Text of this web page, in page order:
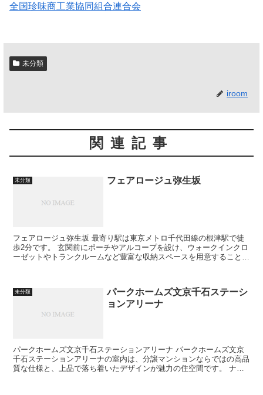
全国珍味商工業協同組合連合会
未分類
iroom
関連記事
未分類 フェアロージュ弥生坂
フェアロージュ弥生坂 最寄り駅は東京メトロ千代田線の根津駅で徒
歩2分です。 玄関前にポーチやアルコープを設け、ウォークインクロ
ーゼットやトランクルームなど豊富な収納スペースを用意すること
未分類
パークホームズ文京千石ステーシ
ョンアリーナ
パークホームズ文京千石ステーションアリーナ パークホームズ文京
千石ステーションアリーナの室内は、分譲マンションならではの高品
質な仕様と、上品で落ち着いたデザインが魅力の住空間です。 ナチ